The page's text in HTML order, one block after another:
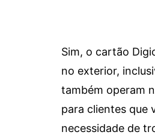
Sim, o cartão
no exterior,
também operam
para clientes que
necessidade de